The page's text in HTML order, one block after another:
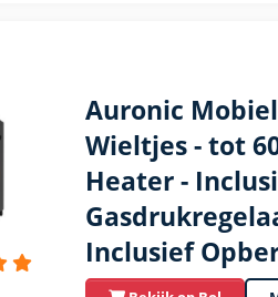
Auronic
Wieltjes - tot
Heater -
Inclusief